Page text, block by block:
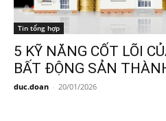
Tin tổng hợp
5 KỸ NĂNG CỐT LÕI
BẤT ĐỘNG SẢN
duc.doan - 20/01/2026